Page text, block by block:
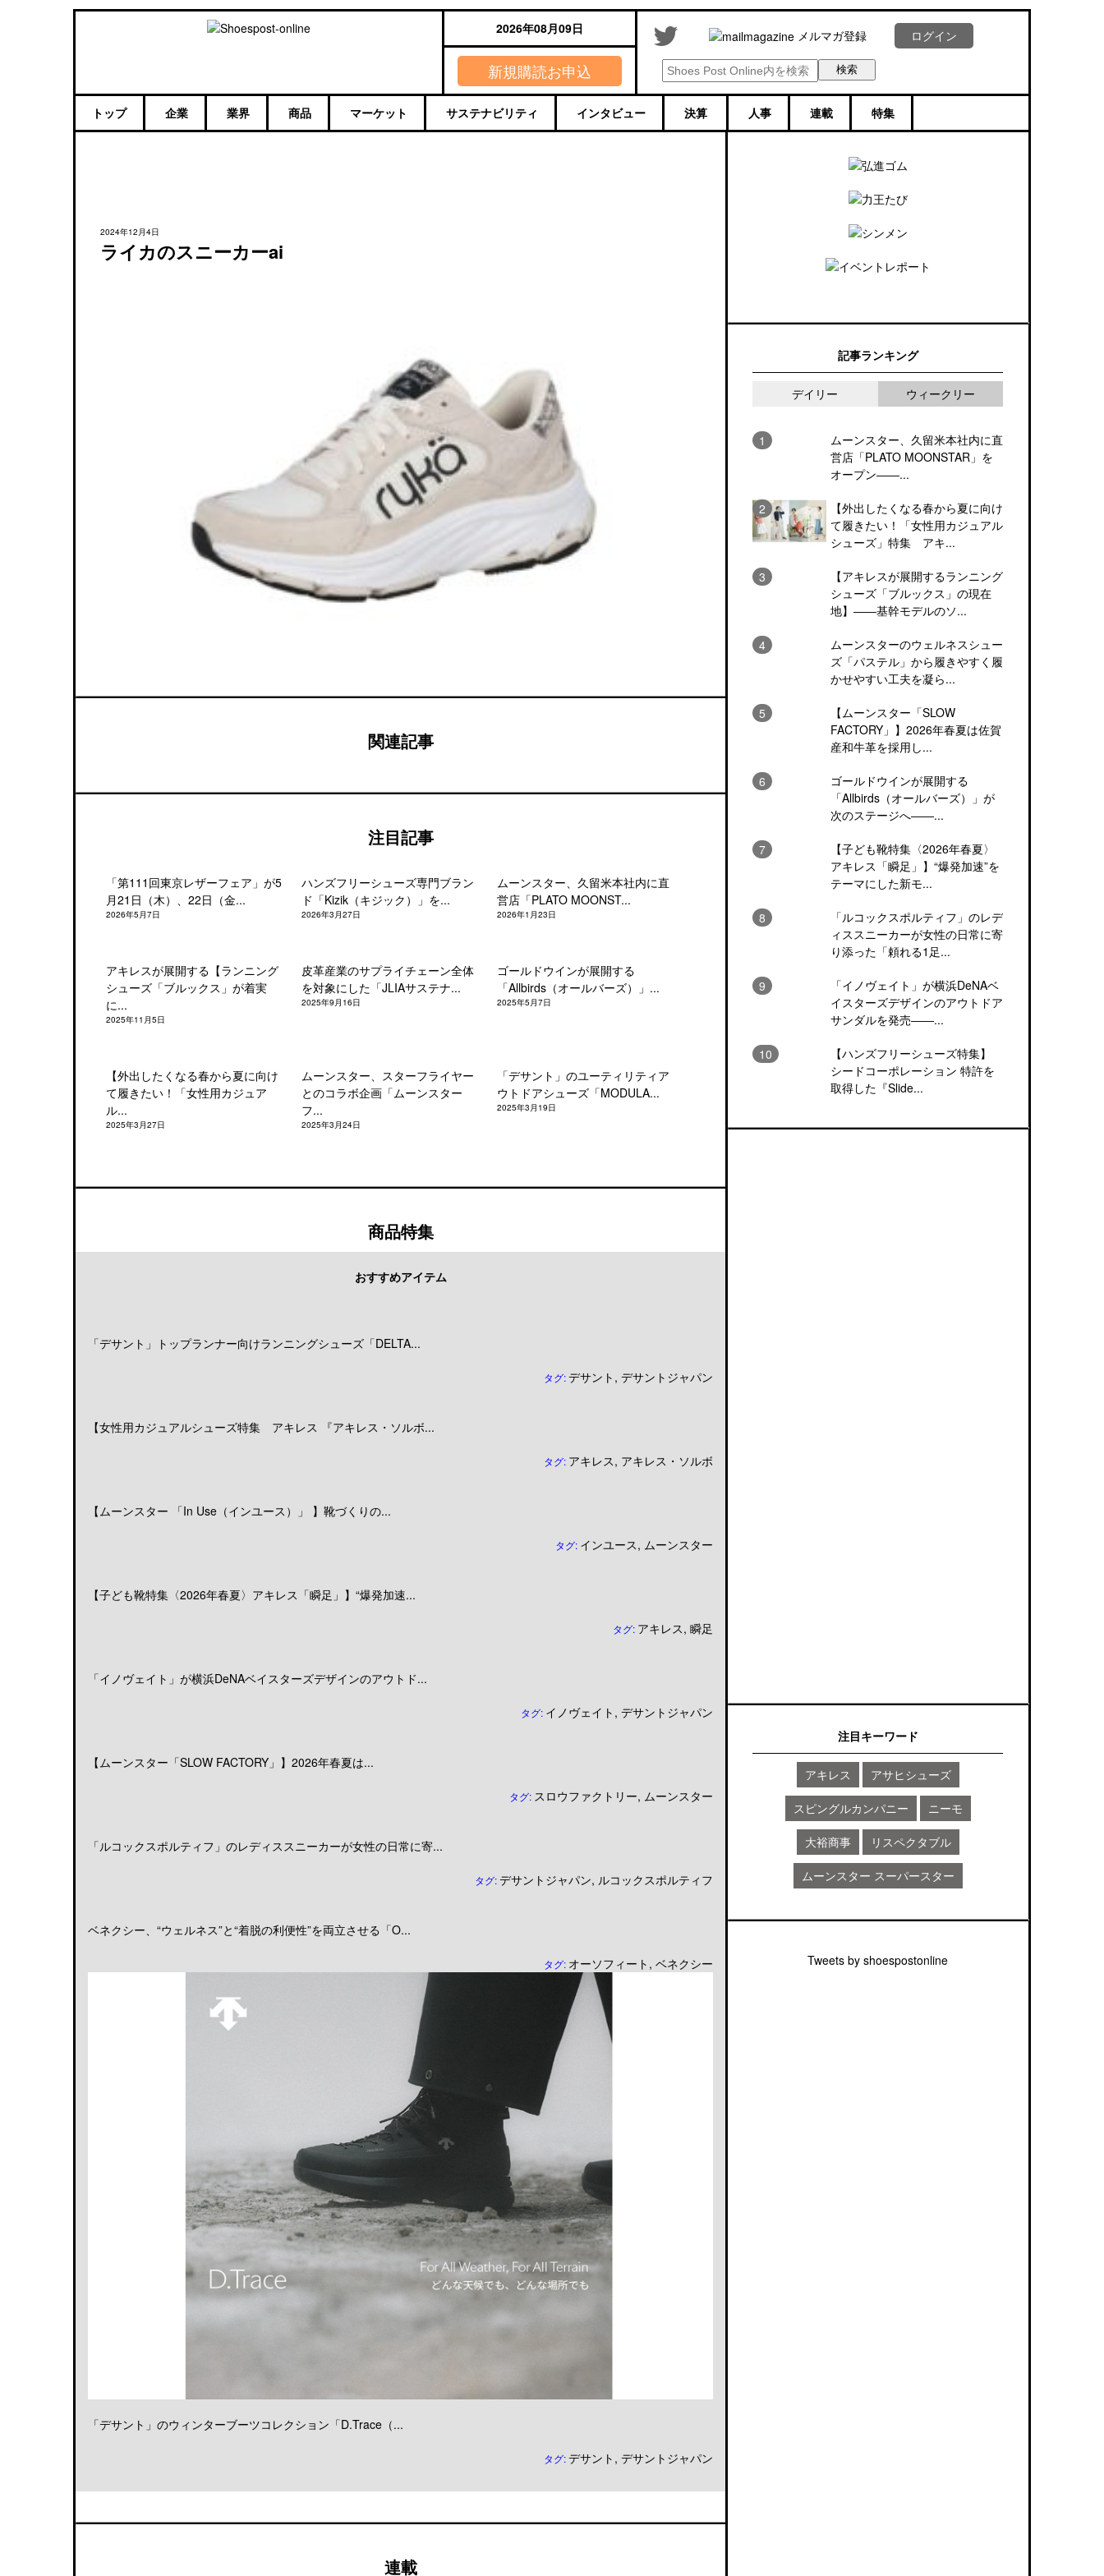
2026年08月09日
新規購読お申込
メルマガ登録 ログイン
トップ 企業 業界 商品 マーケット サステナビリティ インタビュー 決算 人事 連載 特集
2024年12月4日
ライカのスニーカーai
関連記事
注目記事
「第111回東京レザーフェア」が5
月21日（木）、22日（金...
2026年5月7日
ハンズフリーシューズ専門ブラン
ド「Kizik（キジック）」を...
2026年3月27日
ムーンスター、久留米本社内に直
営店「PLATO MOONST...
2026年1月23日
アキレスが展開する【ランニング
シューズ「ブルックス」が着実
に...
2025年11月5日
皮革産業のサプライチェーン全体
を対象にした「JLIAサステナ...
2025年9月16日
ゴールドウインが展開する
「Allbirds（オールバーズ）」...
2025年5月7日
【外出したくなる春から夏に向け
て履きたい！「女性用カジュア
ル...
2025年3月27日
ムーンスター、スターフライヤー
とのコラボ企画「ムーンスター
フ...
2025年3月24日
「デサント」のユーティリティア
ウトドアシューズ「MODULA...
2025年3月19日
商品特集
おすすめアイテム
「デサント」トップランナー向けランニングシューズ「DELTA...
タグ:デサント , デサントジャパン
【女性用カジュアルシューズ特集 アキレス 『アキレス・ソルボ...
タグ: アキレス, アキレス・ソルボ
【ムーンスター 「In Use（インユース）」 】靴づくりの...
タグ: インユース, ムーンスター
【子ども靴特集〈2026年春夏〉アキレス「瞬足」】“爆発加速...
タグ: アキレス, 瞬足
「イノヴェイト」が横浜DeNAベイスターズデザインのアウトド...
タグ: イノヴェイト , デサントジャパン
【ムーンスター「SLOW FACTORY」】2026年春夏は...
タグ: スロウファクトリー, ムーンスター
「ルコックスポルティフ」のレディススニーカーが女性の日常に寄...
タグ:デサントジャパン, ルコックスポルティフ
ベネクシー、“ウェルネス”と“着脱の利便性”を両立させる「O...
タグ: オーソフィート , ベネクシー
「デサント」のウィンターブーツコレクション「D.Trace（...
タグ:デサント , デサントジャパン
連載
記事ランキング
デイリー ウィークリー
ムーンスター、久留米本社内に直
営店「PLATO MOONSTAR」を
オープン――...
【外出したくなる春から夏に向け
て履きたい！「女性用カジュアル
シューズ」特集 アキ...
【アキレスが展開するランニング
シューズ「ブルックス」の現在
地】――基幹モデルのソ...
ムーンスターのウェルネスシュー
ズ「パステル」から履きやすく履
かせやすい工夫を凝ら...
【ムーンスター「SLOW
FACTORY」】2026年春夏は佐賀
産和牛革を採用し...
ゴールドウインが展開する
「Allbirds（オールバーズ）」が
次のステージへ――...
【子ども靴特集〈2026年春夏〉
アキレス「瞬足」】“爆発加速”を
テーマにした新モ...
「ルコックスポルティフ」のレデ
ィススニーカーが女性の日常に寄
り添った「頼れる1足...
「イノヴェイト」が横浜DeNAベ
イスターズデザインのアウトドア
サンダルを発売――...
【ハンズフリーシューズ特集】
シードコーポレーション 特許を
取得した『Slide...
注目キーワード
アキレス アサヒシューズ
スピングルカンパニー ニーモ
大裕商事 リスペクタブル
ムーンスター スーパースター
Tweets by shoespostonline